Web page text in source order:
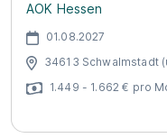
AOK Hessen
01.08.2027
34613 Schwalmstadt
1.449 - 1.662 € pro